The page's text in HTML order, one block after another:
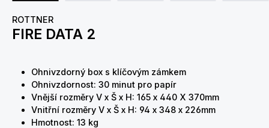
ROTTNER
FIRE DATA 2
Ohnivzdorný box s klíčovým zámkem
Ohnivzdornost: 30 minut pro papír
Vnější rozměry V x Š x H: 165 x 440 X 370mm
Vnitřní rozměry V x Š x H: 94 x 348 x 226mm
Hmotnost: 13 kg